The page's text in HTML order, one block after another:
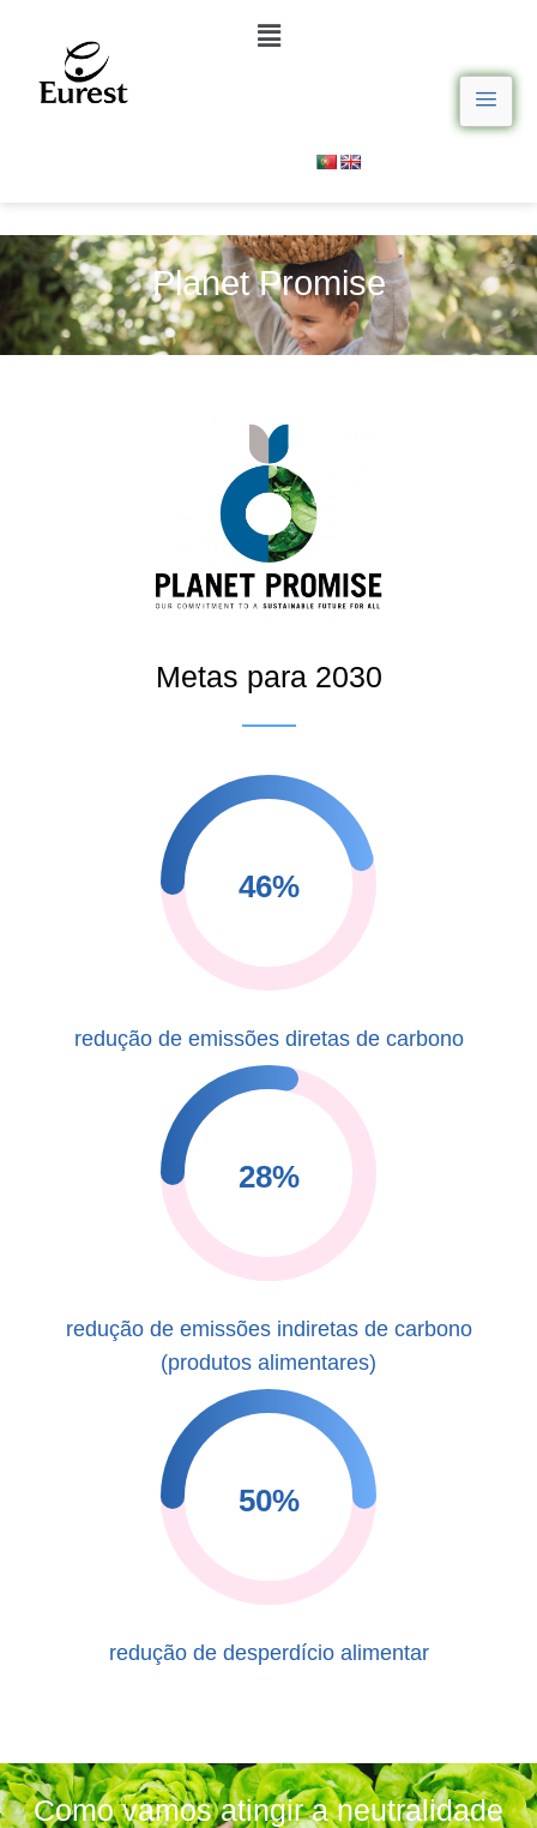
Planet Promise
Metas para 2030
46%
redução de emissões diretas de carbono
28%
redução de emissões indiretas de carbono
(produtos alimentares)
50%
redução de desperdício alimentar
Como vamos atingir a neutralidade